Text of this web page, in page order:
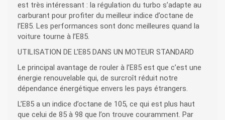
est très intéressant : la régulation du turbo s’adapte au
carburant pour profiter du meilleur indice d’octane de
l’E85. Les performances sont donc meilleures quand la
voiture tourne à l’E85.
UTILISATION DE L’E85 DANS UN MOTEUR STANDARD
Le principal avantage de rouler à l’E85 est que c’est une
énergie renouvelable qui, de surcroît réduit notre
dépendance énergétique envers les pays étrangers.
L’E85 a un indice d’octane de 105, ce qui est plus haut
que celui de 85 à 98 que l’on trouve couramment. Par